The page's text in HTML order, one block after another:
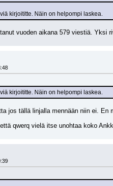
kirjoititte. Näin on helpompi laskea.
vuoden aikana 579 viestiä.
kirjoititte. Näin on helpompi laskea.
jos tällä linjalla mennään niin ei.
qwerq vielä itse unohtaa koko